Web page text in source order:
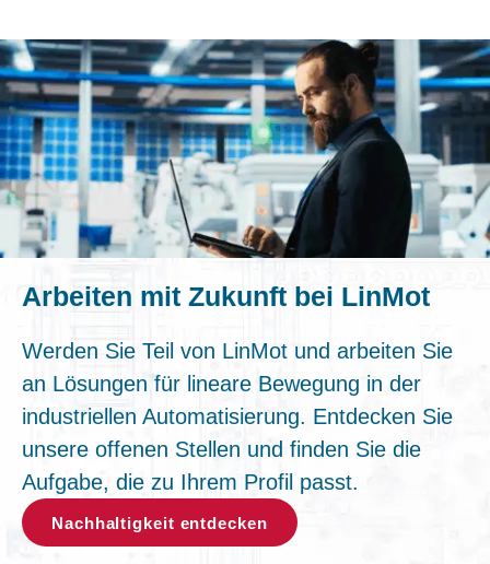
Arbeiten mit Zukunft bei LinMot
Werden Sie Teil von LinMot und arbeiten Sie
an Lösungen für lineare Bewegung in der
industriellen Automatisierung. Entdecken Sie
unsere offenen Stellen und finden Sie die
Aufgabe, die zu Ihrem Profil passt.
Nachhaltigkeit entdecken